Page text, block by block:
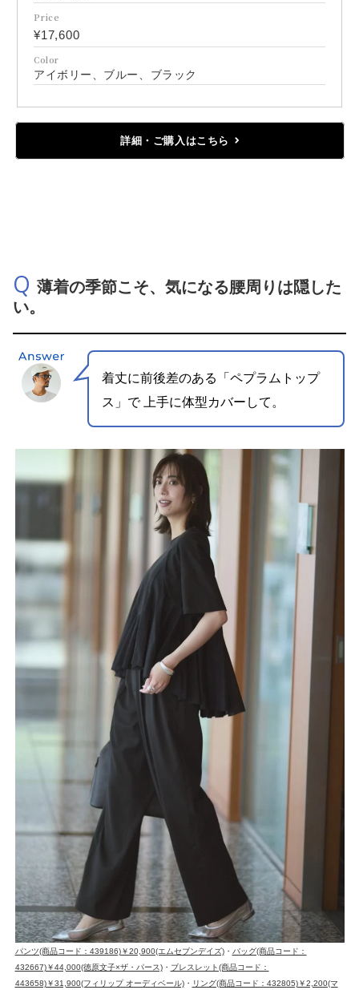
Price
¥17,600
Color
アイボリー、ブルー、ブラック
詳細・ご購入はこちら
Q 薄着の季節こそ、気になる腰周りは隠した
い。
着丈に前後差のある「ペプラムトップ
ス」で
上手に体型カバーして。
パンツ(商品コード：439186)￥20,900(エムセブンデイズ)・ バッグ(商品コード：
432667)￥44,000(徳原文子×ザ・パース)・ ブレスレット(商品コード：
443658)￥31,900(フィリップ オーディベール)・ リング(商品コード：432805)￥2,200(マ